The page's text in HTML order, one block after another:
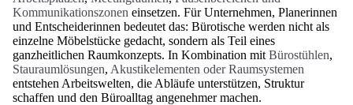
Kommunikationszonen einsetzen. Für Unternehmen, Planerinnen
und Entscheiderinnen bedeutet das: Bürotische werden nicht als
einzelne Möbelstücke gedacht, sondern als Teil eines
ganzheitlichen Raumkonzepts. In Kombination mit Bürostühlen,
Stauraumlösungen, Akustikelementen oder Raumsystemen
entstehen Arbeitswelten, die Abläufe unterstützen, Struktur
schaffen und den Büroalltag angenehmer machen.